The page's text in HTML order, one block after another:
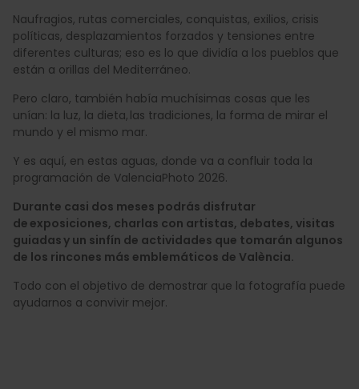
Naufragios, rutas comerciales, conquistas, exilios, crisis
políticas, desplazamientos forzados y tensiones entre
diferentes culturas; eso es lo que dividía a los pueblos que
están a orillas del Mediterráneo.
Pero claro, también había muchísimas cosas que les
unían: la luz, la dieta, las tradiciones, la forma de mirar el
mundo y el mismo mar.
Y es aquí, en estas aguas, donde va a confluir toda la
programación de ValenciaPhoto 2026.
Durante casi dos meses podrás disfrutar
de exposiciones, charlas con artistas, debates, visitas
guiadas y un sinfín de actividades que tomarán algunos
de los rincones más emblemáticos de València.
Todo con el objetivo de demostrar que la fotografía puede
ayudarnos a convivir mejor.